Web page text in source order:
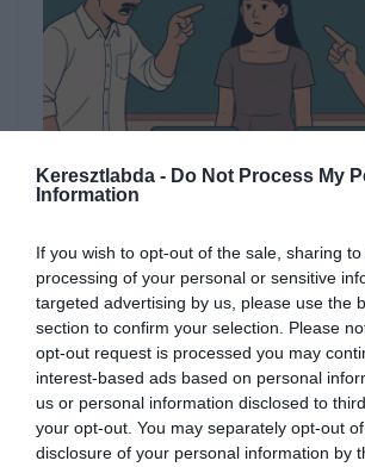
Keresztlabda - Do Not Process My
Information
If you wish to opt-out of the sale, sharing
processing of your personal or sensitive
targeted advertising by us, please use the
section to confirm your selection. Please
opt-out request is processed you may
interest-based ads based on personal
us or personal information disclosed to
your opt-out. You may separately opt-out
disclosure of your personal information by